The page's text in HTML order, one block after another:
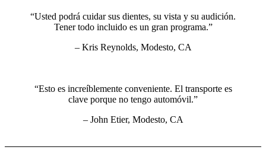
“Usted podrá cuidar sus dientes, su vista y su audición.
Tener todo incluido es un gran programa.”
– Kris Reynolds, Modesto, CA
“Esto es increíblemente conveniente. El transporte es
clave porque no tengo automóvil.”
– John Etier, Modesto, CA